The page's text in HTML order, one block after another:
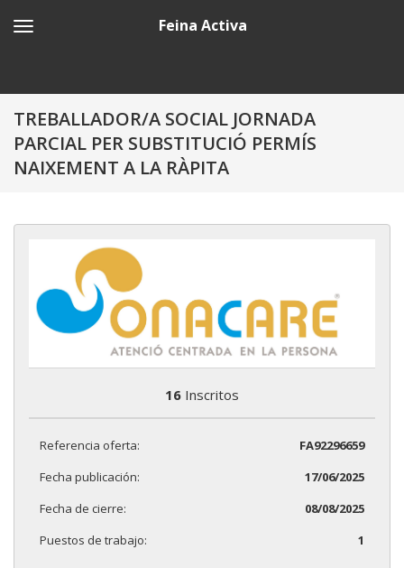
Feina Activa
TREBALLADOR/A SOCIAL JORNADA
PARCIAL PER SUBSTITUCIÓ PERMÍS
NAIXEMENT A LA RÀPITA
16 Inscritos
Referencia oferta:
FA92296659
Fecha publicación:
17/06/2025
Fecha de cierre:
08/08/2025
Puestos de trabajo:
1